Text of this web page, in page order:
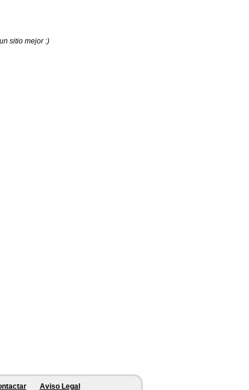
sitio mejor :)
Aviso Legal